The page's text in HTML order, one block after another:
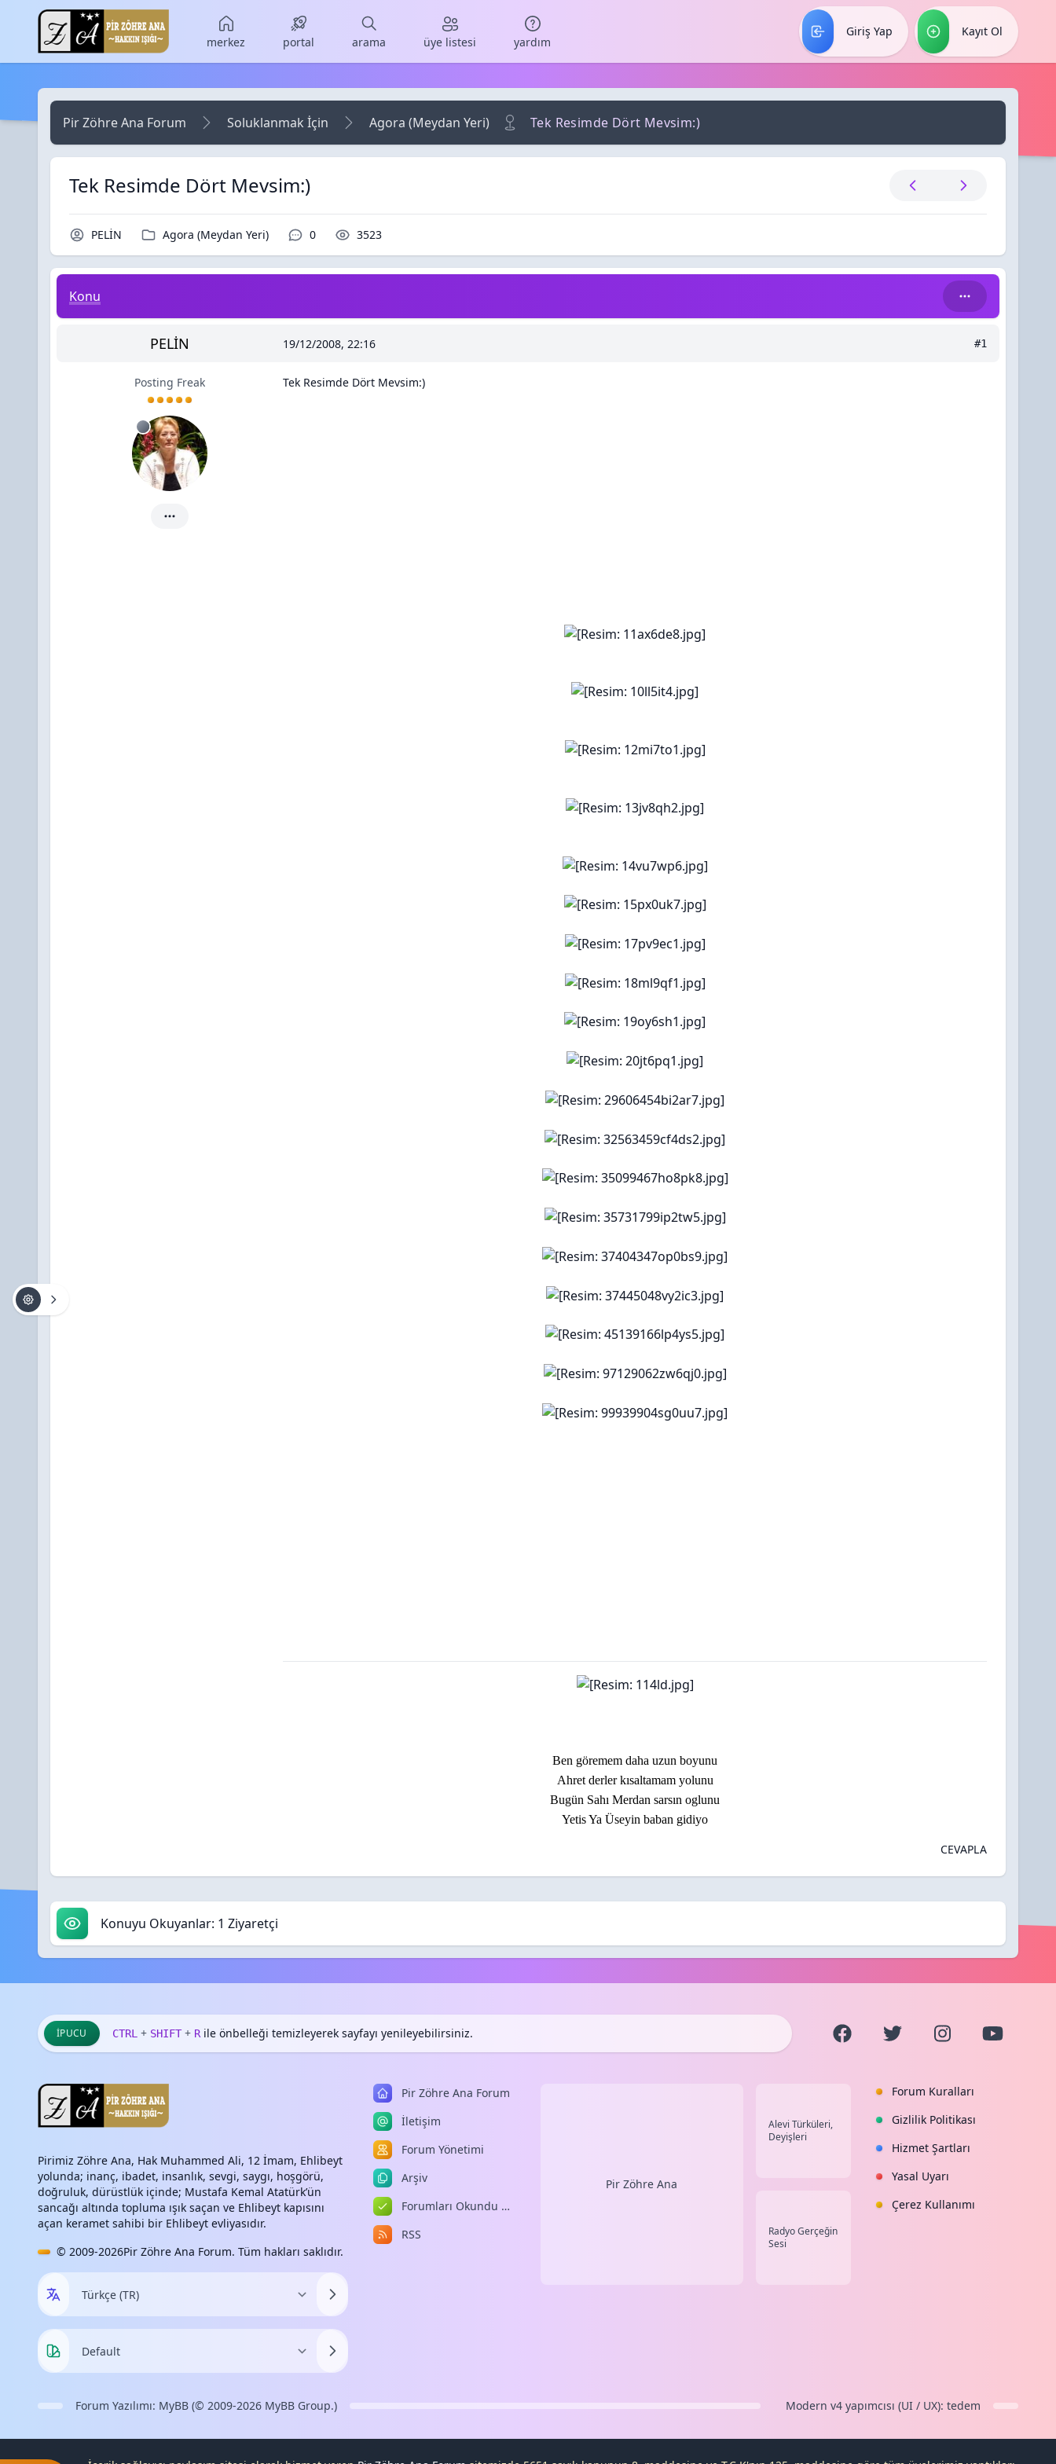
Skip to main content
merkez portal arama üye listesi yardım
Giriş Yap Kayıt Ol
Pir Zöhre Ana Forum Soluklanmak İçin Agora (Meydan Yeri) Tek Resimde Dört Mevsim:)
Tek Resimde Dört Mevsim:)
Konu Sahibi / Yazar
PELİN Kategori / Forum
Agora (Meydan Yeri) Yorumlar / Cevaplar
0 Okunma / Görüntüleme
3523
Tek Resimde Dört Mevsim:)
Konu
PELİN 19/12/2008, 22:16 #1
Posting Freak Tek Resimde Dört Mevsim:)
Ben göremem daha uzun boyunu
Ahret derler kısaltamam yolunu
Bugün Sahı Merdan sarsın oglunu
Yetis Ya Üseyin baban gidiyo
CEVAPLA
Konuyu Okuyanlar: 1 Ziyaretçi
İPUCU CTRL + SHIFT + Rile önbelleği temizleyerek sayfayı yenileyebilirsiniz.
Pirimiz Zöhre Ana, Hak Muhammed Ali, 12 İmam, Ehlibeyt
yolunda; inanç, ibadet, insanlık, sevgi, saygı, hoşgörü,
doğruluk, dürüstlük içinde; Mustafa Kemal Atatürk’ün
sancağı altında topluma ışık saçan ve Ehlibeyt kapısını
açan keramet sahibi bir Ehlibeyt evliyasıdır.
© 2009-2026Pir Zöhre Ana Forum. Tüm hakları saklıdır.
Pir Zöhre Ana Forum
İletişim
Forum Yönetimi
Arşiv
Forumları Okundu Kabul Et
RSS
Pir Zöhre Ana
Alevi Türküleri,
Deyişleri
Radyo Gerçeğin
Sesi
Forum Kuralları
Gizlilik Politikası
Hizmet Şartları
Yasal Uyarı
Çerez Kullanımı
Forum Yazılımı: MyBB (© 2009-2026 MyBB Group.) Modern v4yapımcısı (UI / UX): tedem